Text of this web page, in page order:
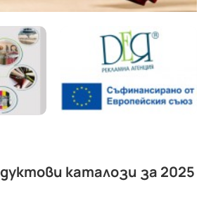
каталози за 2025